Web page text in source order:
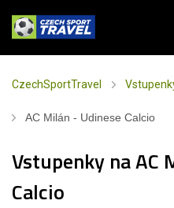
CzechSportTravel
AC Milán - Udinese Calcio
Vstupenky na AC
Calcio